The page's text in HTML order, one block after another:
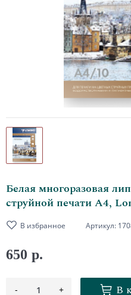
Белая многоразовая
струйной печати А4,
В избранное Артикул:
650 р.
- 1 + В